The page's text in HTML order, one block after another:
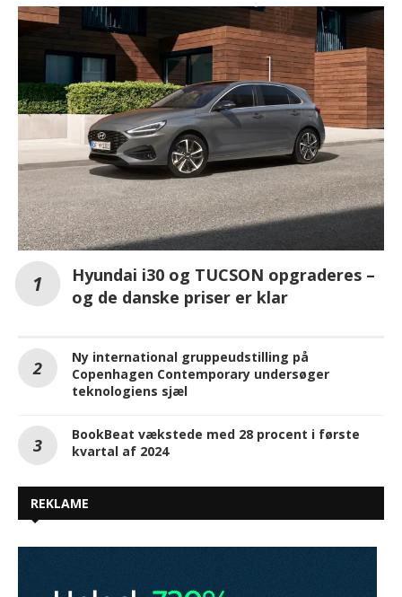
Hyundai i30 og TUCSON opgraderes –
og de danske priser er klar
Ny international gruppeudstilling på
Copenhagen Contemporary undersøger
teknologiens sjæl
BookBeat vækstede med 28 procent i første
kvartal af 2024
REKLAME